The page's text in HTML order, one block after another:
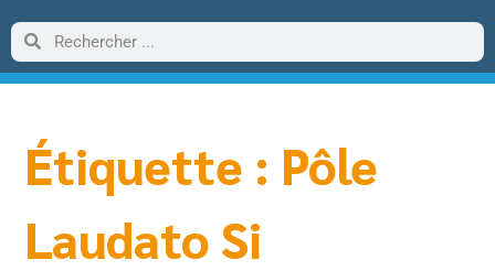
Étiquette : Pôle
Laudato Si